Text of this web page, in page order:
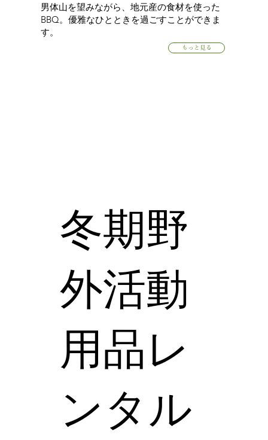
男体山を望みながら、地元産の食材を使った
BBQ。優雅なひとときを過ごすことができま
す。
もっと見る
冬期野
外活動
用品レ
ンタル